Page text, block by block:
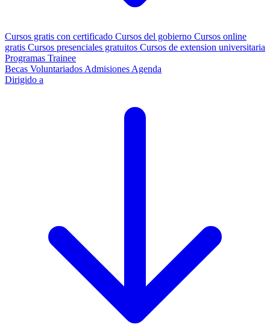
Cursos gratis con certificado Cursos del gobierno Cursos online
gratis Cursos presenciales gratuitos Cursos de extension universitaria
Programas Trainee
Becas Voluntariados Admisiones Agenda
Dirigido a